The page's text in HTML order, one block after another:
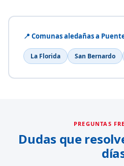
📍 Comunas aledañas a
La Florida San Bernardo
PREGUNTAS
Dudas que